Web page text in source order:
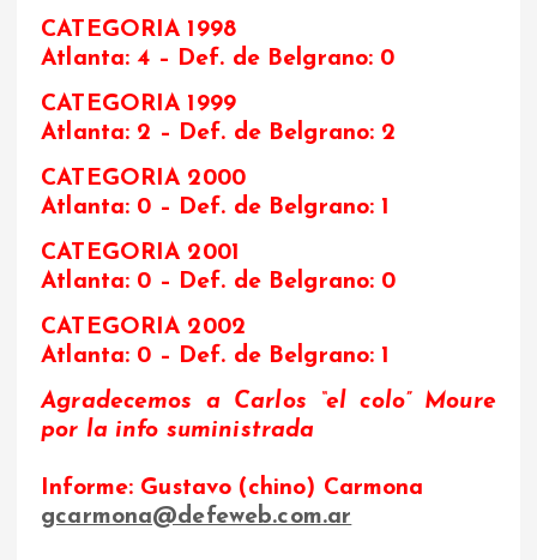
CATEGORIA 1998
Atlanta: 4 – Def. de Belgrano: 0
CATEGORIA 1999
Atlanta: 2 – Def. de Belgrano: 2
CATEGORIA 2000
Atlanta: 0 – Def. de Belgrano: 1
CATEGORIA 2001
Atlanta: 0 – Def. de Belgrano: 0
CATEGORIA 2002
Atlanta: 0 – Def. de Belgrano: 1
Agradecemos a Carlos “el colo” Moure
por la info suministrada
Informe: Gustavo (chino) Carmona
gcarmona@defeweb.com.ar